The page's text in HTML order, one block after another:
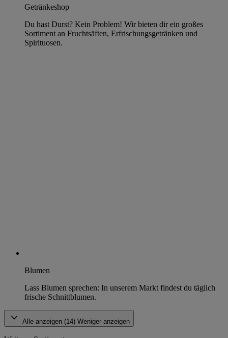
Getränkeshop
Du hast Durst? Kein Problem! Wir bieten dir ein großes
Sortiment an Fruchtsäften, Erfrischungsgetränken und
Spirituosen.
Blumen
Lass Blumen sprechen: In unserem Markt findest du täglich
frische Schnittblumen.
Alle anzeigen (14) Weniger anzeigen